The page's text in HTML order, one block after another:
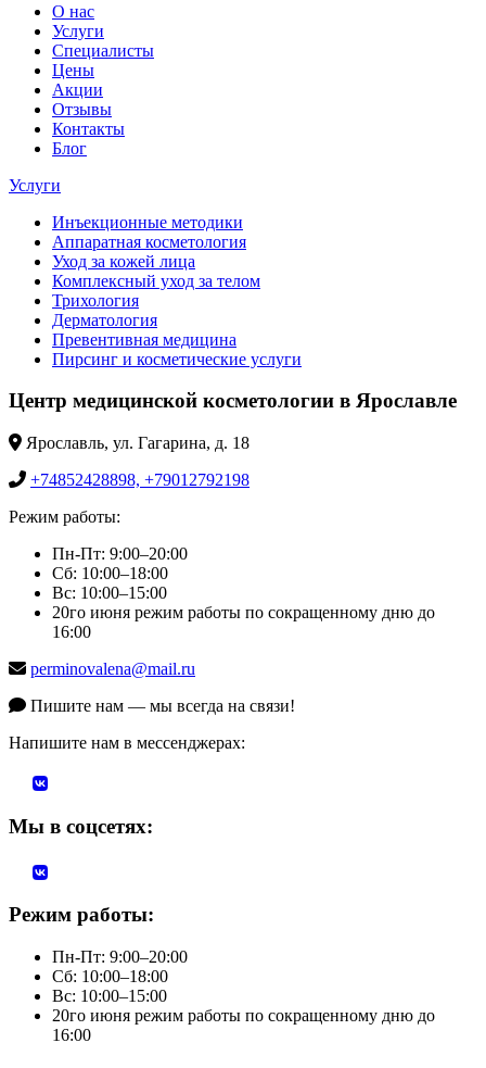
О нас
Услуги
Специалисты
Цены
Акции
Отзывы
Контакты
Блог
Услуги
Инъекционные методики
Аппаратная косметология
Уход за кожей лица
Комплексный уход за телом
Трихология
Дерматология
Превентивная медицина
Пирсинг и косметические услуги
Центр медицинской косметологии в Ярославле
Ярославль, ул. Гагарина, д. 18
+74852428898, +79012792198
Режим работы:
Пн-Пт: 9:00–20:00
Сб: 10:00–18:00
Вс: 10:00–15:00
20го июня режим работы по сокращенному дню до
16:00
perminovalena@mail.ru
Пишите нам — мы всегда на связи!
Напишите нам в мессенджерах:
Мы в соцсетях:
Режим работы:
Пн-Пт: 9:00–20:00
Сб: 10:00–18:00
Вс: 10:00–15:00
20го июня режим работы по сокращенному дню до
16:00